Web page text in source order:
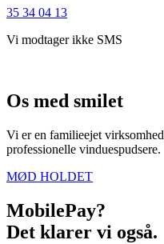
35 34 04 13
Vi modtager ikke SMS
Os med smilet
Vi er en familieejet
professionelle vinduespudsere.
MØD HOLDET
MobilePay?
Det klarer vi også.